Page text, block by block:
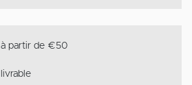
à partir de €50
livrable